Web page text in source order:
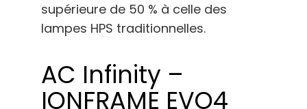
supérieure de 50 % à celle des
lampes HPS traditionnelles.
AC Infinity –
IONFRAME EVO4